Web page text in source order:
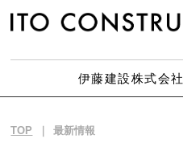
伊藤建設株式会社
TOP 最新情報